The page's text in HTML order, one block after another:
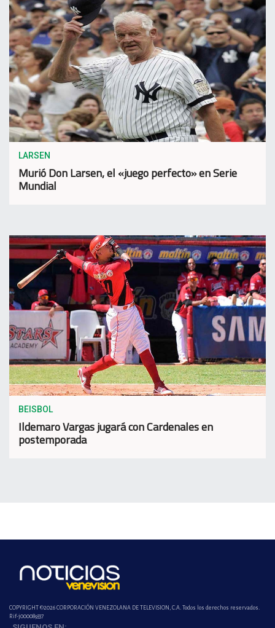
LARSEN
Murió Don Larsen, el «juego perfecto» en Serie
Mundial
BEISBOL
Ildemaro Vargas jugará con Cardenales en
postemporada
COPYRIGHT ©2026 CORPORACIÓN VENEZOLANA DE TELEVISION, C.A. Todos los derechos reservados.
Rif-j000089337